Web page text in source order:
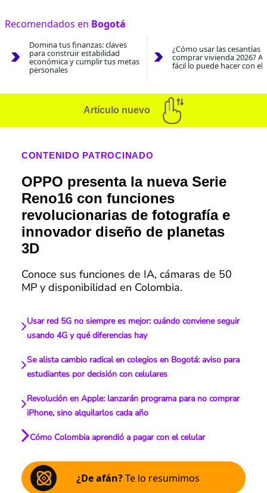
Recomendados en Bogotá
Domina tus finanzas: claves
para construir estabilidad
económica y cumplir tus metas
personales
¿Cómo usar las cesantías
comprar vivienda 2026?
fácil lo puede hacer con el
Artículo nuevo
CONTENIDO PATROCINADO
OPPO presenta la nueva Serie
Reno16 con funciones
revolucionarias de fotografía e
innovador diseño de planetas
3D
Conoce sus funciones de IA, cámaras de 50
MP y disponibilidad en Colombia.
Usar red 5G no siempre es mejor: cuándo conviene seguir
usando 4G y qué diferencias hay
Se alista cambio radical en colegios en Bogotá: aviso para
estudiantes por decisión con celulares
Revolución en Apple: lanzarán programa para no comprar
iPhone, sino alquilarlos cada año
Cómo Colombia aprendió a pagar con el celular
¿De afán?Te lo resumimos